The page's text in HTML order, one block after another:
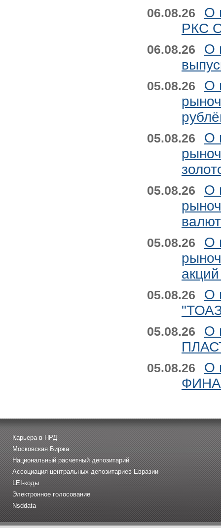
06.08.26
О
РКС
06.08.26
О
05.08.26
О
05.08.26
О
05.08.26
О
05.08.26
О
05.08.26
О
05.08.26
О
05.08.26
О
Карьера в НРД
Московская Биржа
Национальный расчетный депозитарий
Ассоциация центральных депозитариев Евразии
LEI-коды
Электронное голосование
Nsddata